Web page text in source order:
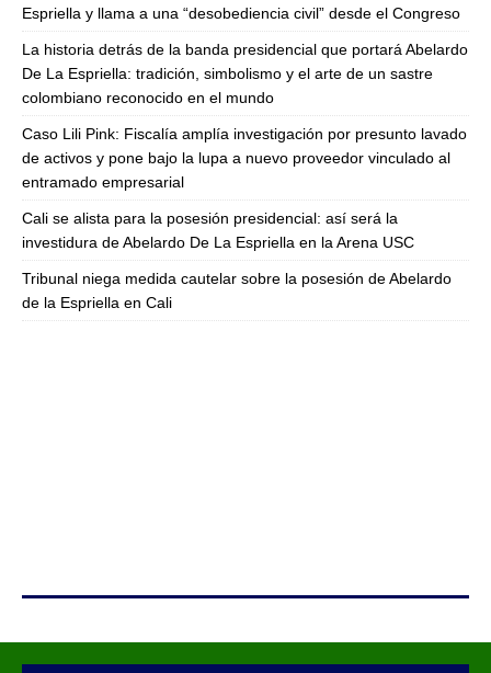
Espriella y llama a una “desobediencia civil” desde el Congreso
La historia detrás de la banda presidencial que portará Abelardo
De La Espriella: tradición, simbolismo y el arte de un sastre
colombiano reconocido en el mundo
Caso Lili Pink: Fiscalía amplía investigación por presunto lavado
de activos y pone bajo la lupa a nuevo proveedor vinculado al
entramado empresarial
Cali se alista para la posesión presidencial: así será la
investidura de Abelardo De La Espriella en la Arena USC
Tribunal niega medida cautelar sobre la posesión de Abelardo
de la Espriella en Cali